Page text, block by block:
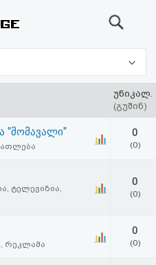
უნიკალ.
(გუშინ)
"მომავალი" 0
(0)
ტელევიზია,
0
(0)
რეკლამა
0
(0)